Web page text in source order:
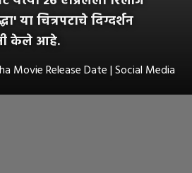
या चित्रपटाचे दिग्दर्शन
केले आहे.
Movie Release Date | Social Media